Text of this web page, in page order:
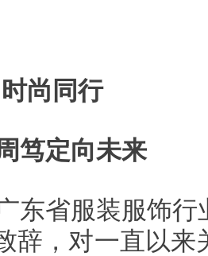
尚同行
笃定向未来
东省服装服饰
辞，对一直以来